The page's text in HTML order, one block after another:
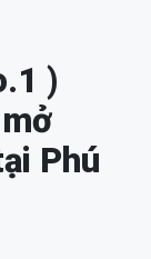
)
Phú